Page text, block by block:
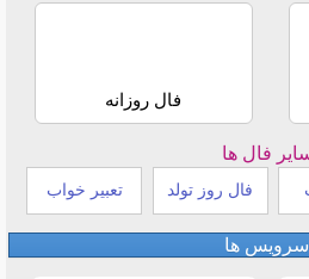
فال روزانه
فال ها
فال روز تولد تعبیر خواب
سرویس ها